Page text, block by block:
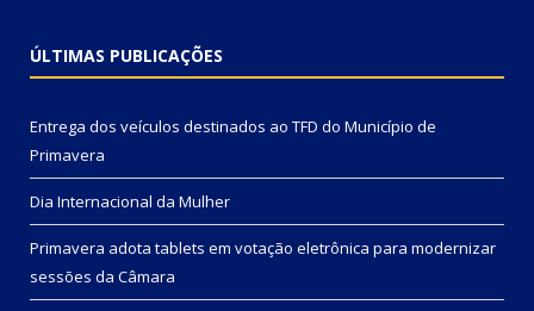
ÚLTIMAS PUBLICAÇÕES
Entrega dos veículos destinados ao TFD do Município de
Primavera
Dia Internacional da Mulher
Primavera adota tablets em votação eletrônica para modernizar
sessões da Câmara